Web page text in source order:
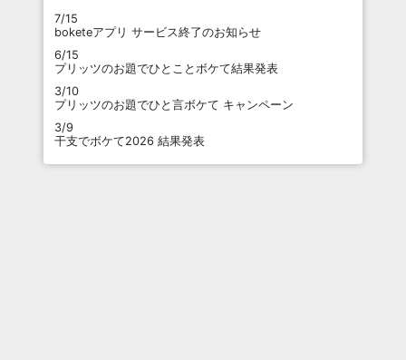
7/15
boketeアプリ サービス終了のお知らせ
6/15
プリッツのお題でひとことボケて結果発表
3/10
プリッツのお題でひと言ボケて キャンペーン
3/9
干支でボケて2026 結果発表